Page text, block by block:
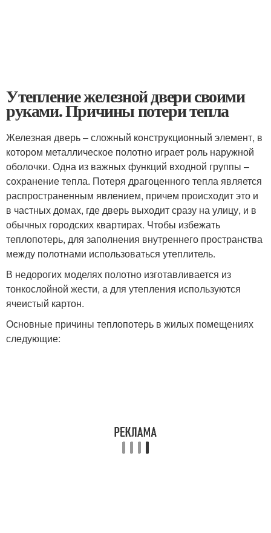
Утепление железной двери своими
руками. Причины потери тепла
Железная дверь – сложный конструкционный элемент, в
котором металлическое полотно играет роль наружной
оболочки. Одна из важных функций входной группы –
сохранение тепла. Потеря драгоценного тепла является
распространенным явлением, причем происходит это и
в частных домах, где дверь выходит сразу на улицу, и в
обычных городских квартирах. Чтобы избежать
теплопотерь, для заполнения внутреннего пространства
между полотнами использоваться утеплитель.
В недорогих моделях полотно изготавливается из
тонкослойной жести, а для утепления используются
ячеистый картон.
Основные причины теплопотерь в жилых помещениях
следующие: